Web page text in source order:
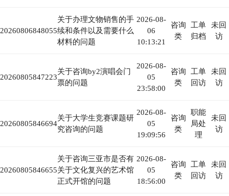
20260806848055
关于办理文物销售的手
续和条件以及需要什么
材料的问题
2026-08-
06
10:13:21
咨询
类
工单
归档
未回
访
20260805847223
关于咨询by2演唱会门
票的问题
2026-08-
05
23:58:00
咨询
类
工单
回访
未回
访
20260805846694
关于大学生竞赛课题研
究咨询的问题
2026-08-
05
19:09:56
咨询
类
职能
局处
理
未回
访
20260805846655
关于咨询三亚市是否有
关于文化复兴的艺术馆
正式开馆的问题
2026-08-
05
18:56:00
咨询
类
工单
回访
未回
访